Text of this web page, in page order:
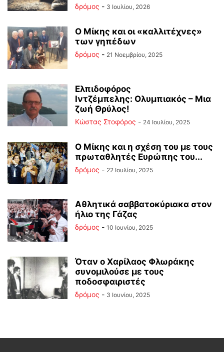
δρόμος - 3 Ιουλίου, 2026
Ο Μίκης και οι «καλλιτέχνες»
των γηπέδων
δρόμος - 21 Νοεμβρίου, 2025
Ελπιδοφόρος
Ιντζέμπελης: Ολυμπιακός – Μια
ζωή Θρύλος!
Κώστας Στοφόρος - 24 Ιουλίου, 2025
Ο Μίκης και η σχέση του με τους
πρωταθλητές Ευρώπης του...
δρόμος - 22 Ιουλίου, 2025
Αθλητικά σαββατοκύριακα στον
ήλιο της Γάζας
δρόμος - 10 Ιουνίου, 2025
Όταν ο Χαρίλαος Φλωράκης
συνομιλούσε με τους
ποδοσφαιριστές
δρόμος - 3 Ιουνίου, 2025